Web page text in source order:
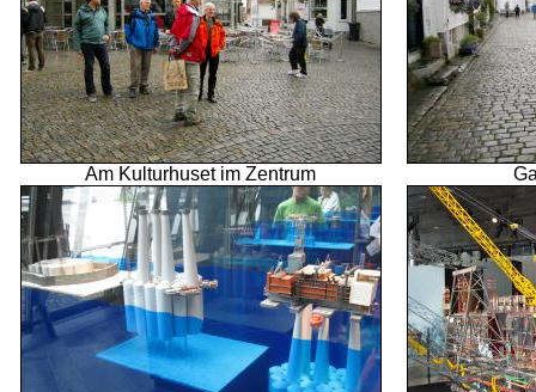
Am Kulturhuset im Zentrum